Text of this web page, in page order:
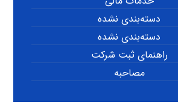
دسته‌بندی نشده
دسته‌بندی نشده
راهنمای ثبت شرکت
مصاحبه